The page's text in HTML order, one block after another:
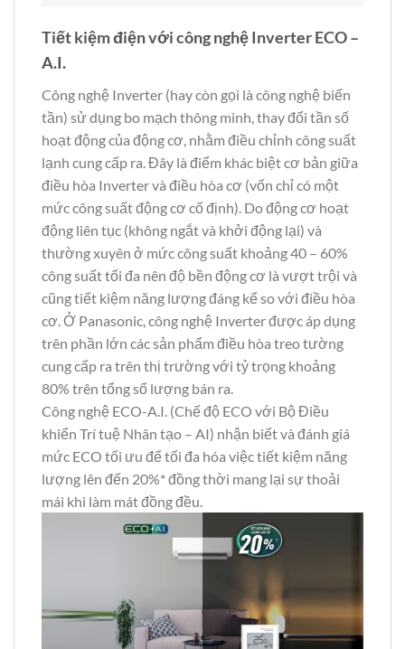
Tiết kiệm điện với công nghệ Inverter ECO –
A.I.
Công nghệ Inverter (hay còn gọi là công nghệ biến
tần) sử dụng bo mạch thông minh, thay đổi tần số
hoạt động của động cơ, nhằm điều chỉnh công suất
lạnh cung cấp ra. Đây là điểm khác biệt cơ bản giữa
điều hòa Inverter và điều hòa cơ (vốn chỉ có một
mức công suất động cơ cố định). Do động cơ hoạt
động liên tục (không ngắt và khởi động lại) và
thường xuyên ở mức công suất khoảng 40 – 60%
công suất tối đa nên độ bền động cơ là vượt trội và
cũng tiết kiệm năng lượng đáng kể so với điều hòa
cơ. Ở Panasonic, công nghệ Inverter được áp dụng
trên phần lớn các sản phẩm điều hòa treo tường
cung cấp ra trên thị trường với tỷ trọng khoảng
80% trên tổng số lượng bán ra.
Công nghệ ECO-A.I. (Chế độ ECO với Bộ Điều
khiển Trí tuệ Nhân tạo – AI) nhận biết và đánh giá
mức ECO tối ưu để tối đa hóa việc tiết kiệm năng
lượng lên đến 20%* đồng thời mang lại sự thoải
mái khi làm mát đồng đều.